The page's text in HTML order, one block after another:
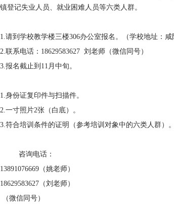
镇登记失业人员、就业困难人员等六类人群。
1.请到学校教学楼三楼306办公室报名。（学校地址：咸
2.联系电话： 18629583627 刘老师（微信同号）
3.报名截止到 11 月中旬。
1.身份证复印件与扫描件。
2.一寸照片2张（白底）。
3.符合培训条件的证明（参考培训对象中的六类人群）。
咨询电话：
13891076669（姚老师）
18629583627（刘老师）
（微信同号）